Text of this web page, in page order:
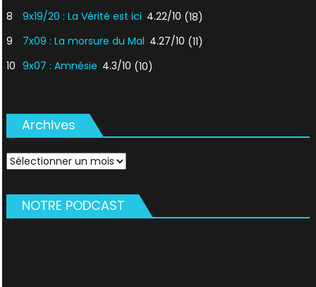
8
9x19/20 : La Vérité est ici 4.22/10 (18)
9
7x09 : La morsure du Mal 4.27/10 (11)
10 9x07 : Amnésie 4.3/10 (10)
Archives
Archives
NOTRE PODCAST